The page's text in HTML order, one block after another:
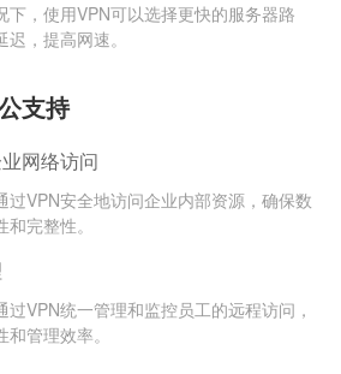
下，使用VPN可以选择更快的服务器路
，提高网速。
支持
网络访问
过VPN安全地访问企业内部资源，确保数
完整性。
过VPN统一管理和监控员工的远程访问，
管理效率。